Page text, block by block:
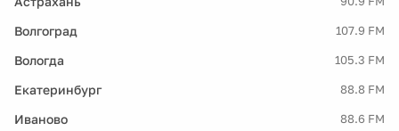
Волгоград 107.9 FM
Вологда 105.3 FM
Екатеринбург 88.8 FM
Иваново 88.6 FM